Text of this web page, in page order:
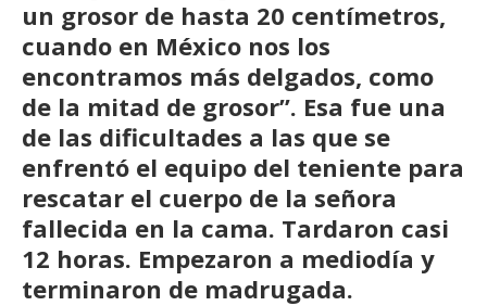
un grosor de hasta 20 centímetros,
cuando en México nos los
encontramos más delgados, como
de la mitad de grosor”. Esa fue una
de las dificultades a las que se
enfrentó el equipo del teniente para
rescatar el cuerpo de la señora
fallecida en la cama. Tardaron casi
12 horas. Empezaron a mediodía y
terminaron de madrugada.